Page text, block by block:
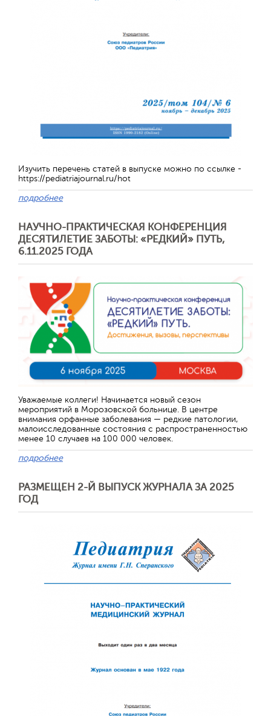
Изучить перечень статей в выпуске можно по ссылке -
https://pediatriajournal.ru/hot
подробнее
НАУЧНО-ПРАКТИЧЕСКАЯ КОНФЕРЕНЦИЯ
ДЕСЯТИЛЕТИЕ ЗАБОТЫ: «РЕДКИЙ» ПУТЬ,
6.11.2025 ГОДА
Уважаемые коллеги! Начинается новый сезон
мероприятий в Морозовской больнице. В центре
внимания орфанные заболевания — редкие патологии,
малоисследованные состояния с распространенностью
менее 10 случаев на 100 000 человек.
подробнее
РАЗМЕЩЕН 2-Й ВЫПУСК ЖУРНАЛА ЗА 2025
ГОД